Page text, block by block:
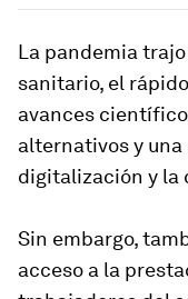
La pandemia
sanitario, el
avances
alternativos y
digitalización y la
Sin embargo,
acceso a la